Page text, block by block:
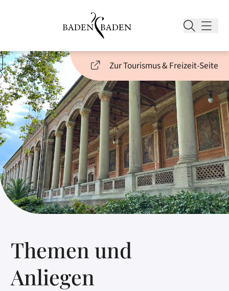
Zur Tourismus & Freizeit-Seite
Themen und
Anliegen